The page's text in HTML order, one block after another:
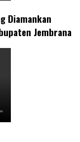
Diamankan
Jembrana